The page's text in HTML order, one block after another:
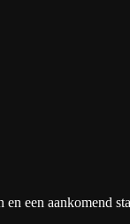
een aankomend